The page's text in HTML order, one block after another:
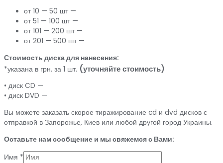
от 10 — 50 шт —
от 51 — 100 шт —
от 101 — 200 шт —
от 201 — 500 шт —
Стоимость диска для нанесения:
*указана в грн. за 1 шт. (уточняйте стоимость)
• диск CD —
• диск DVD —
Вы можете заказать скорое тиражирование cd и dvd дисков с
отправкой в Запорожье, Киев или любой другой город Украины.
Оставьте нам сообщение и мы свяжемся с Вами:
Имя *